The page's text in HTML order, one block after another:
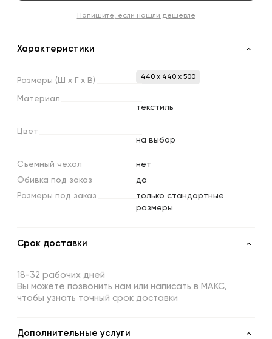
Напишите, если нашли дешевле
Характеристики
Размеры (Ш х х В) 440 x 440 x 500
Материал
текстиль
Цвет
на выбор
Съемный чехол
нет
Обивка под заказ
да
Размеры под заказ
только стандартные
размеры
Срок доставки
18-32 рабочих дней
Вы можете позвонить нам или написать в МАКС,
чтобы узнать точный срок доставки
Дополнительные услуги